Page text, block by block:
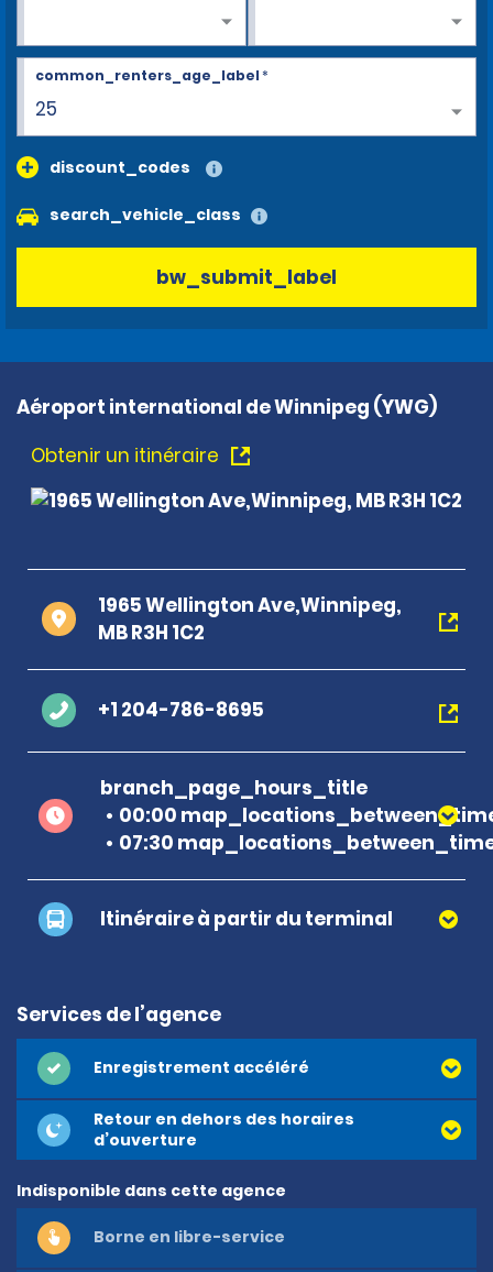
25
common_renters_age_label*
discount_codes
search_vehicle_class
bw_submit_label
Aéroport international de Winnipeg (YWG)
Obtenir un itinéraire
1965 Wellington Ave,Winnipeg,
MB R3H 1C2
+1 204-786-8695
branch_page_hours_title
00:00
07:30
Itinéraire à partir du terminal
Services de l’agence
Enregistrement accéléré
Retour en dehors des horaires
d’ouverture
Indisponible dans cette agence
Borne en libre-service